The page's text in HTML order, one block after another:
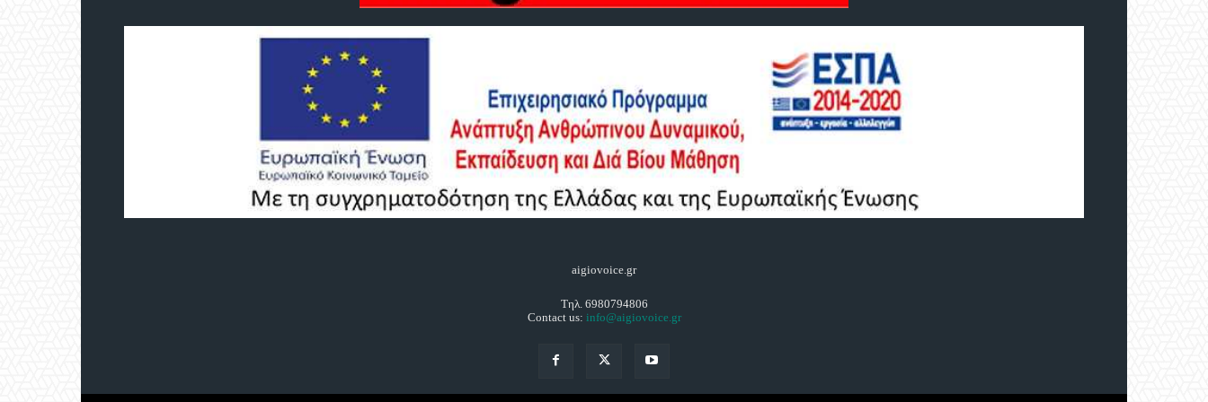
aigiovoice.gr
Τηλ. 6980794806
Contact us: info@aigiovoice.gr